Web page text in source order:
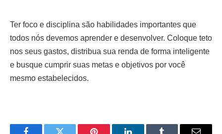
Ter foco e disciplina são habilidades importantes que
todos nós devemos aprender e desenvolver. Coloque teto
nos seus gastos, distribua sua renda de forma inteligente
e busque cumprir suas metas e objetivos por você
mesmo estabelecidos.